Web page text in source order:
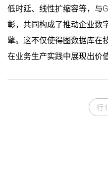
低时延、线性扩缩容等，与
彰，共同构成了推动企业数
擎。这不仅使得图数据库在
在业务生产实践中展现出价值
行